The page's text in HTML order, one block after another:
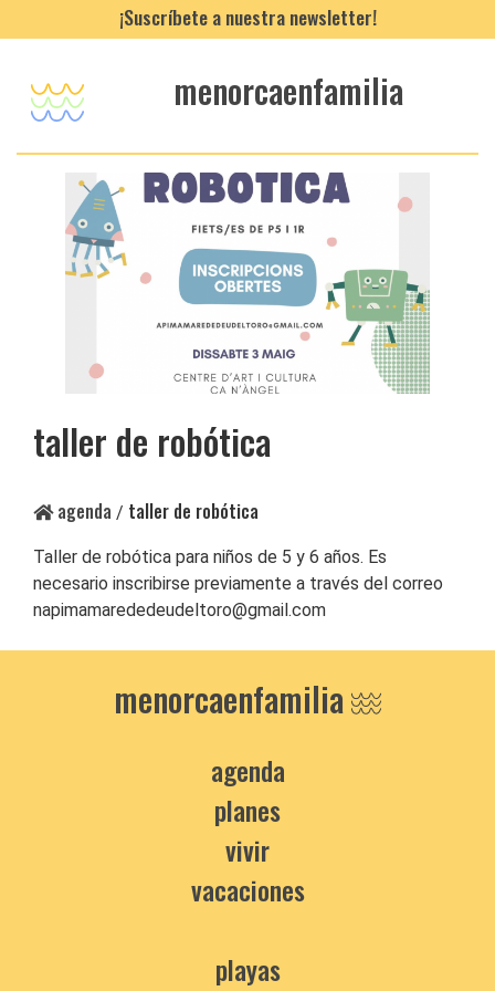
¡Suscríbete a nuestra newsletter!
menorcaenfamilia
taller de robótica
agenda / taller de robótica
Taller de robótica para niños de 5 y 6 años. Es
necesario inscribirse previamente a través del correo
napimamarededeudeltoro@gmail.com
menorcaenfamilia
agenda
planes
vivir
vacaciones
playas